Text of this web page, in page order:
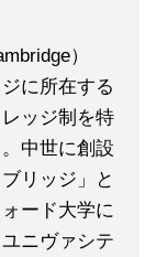
）
に所在する
ッジ制を特
中世に創設
リッジ」と
ード大学に
ニヴァシテ